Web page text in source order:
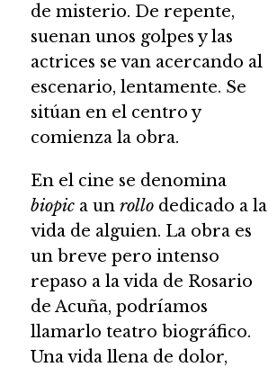
de misterio. De repente,
suenan unos golpes y las
actrices se van acercando al
escenario, lentamente. Se
sitúan en el centro y
comienza la obra.
En el cine se denomina
biopica un rollodedicado a la
vida de alguien. La obra es
un breve pero intenso
repaso a la vida de Rosario
de Acuña, podríamos
llamarlo teatro biográfico.
Una vida llena de dolor,